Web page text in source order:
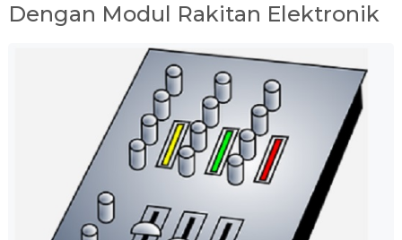
Dengan Modul Rakitan Elektronik